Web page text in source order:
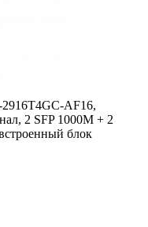
AF16,
2 SFP 1000М + 2
блок